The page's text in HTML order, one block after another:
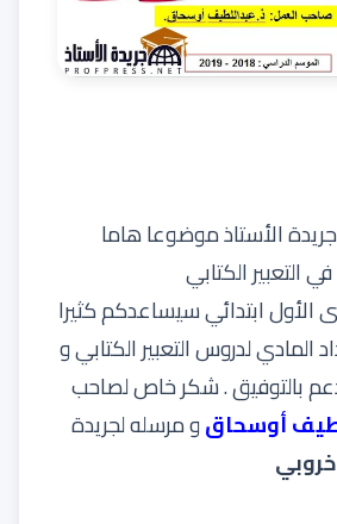
الأستاذموضوعا هاما
التعبير الكتابي
الأول ابتدائيسيساعدكم كثيرا
المادي لدروس التعبير الكتابي و
بالتوفيق . شكر خاص لصاحب
أوسحاقو مرسله لجريدة